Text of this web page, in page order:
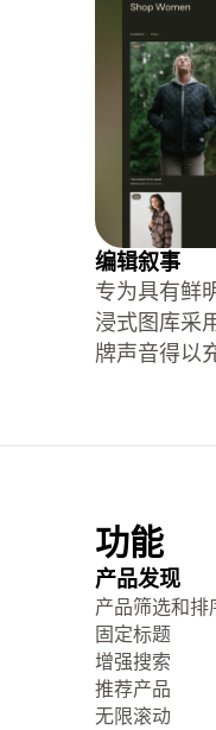
编辑叙事
专为具有鲜
浸式图库采
牌声音得以
功能
产品发现
产品筛选和排
固定标题
增强搜索
推荐产品
无限滚动